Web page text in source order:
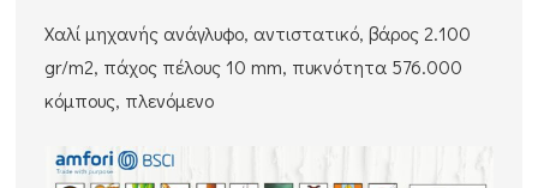
Χαλί μηχανής ανάγλυφο, αντιστατικό, βάρος 2.100
gr/m2, πάχος πέλους 10 mm, πυκνότητα 576.000
κόμπους, πλενόμενο